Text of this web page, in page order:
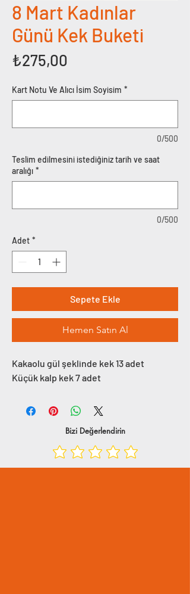
8 Mart Kadınlar
Günü Kek Buketi
₺275,00
Kart Notu Ve Alıcı İsim Soyisim *
0/500
Teslim edilmesini istediğiniz tarih ve saat
aralığı *
0/500
Adet *
Sepete Ekle
Hemen Satın Al
Kakaolu gül şeklinde kek 13 adet
Küçük kalp kek 7 adet
Bizi Değerlendirin